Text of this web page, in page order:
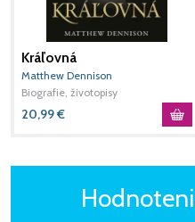
Kráľovná
Matthew Dennison
Biografie, životopisy
20,99€